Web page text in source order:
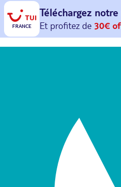
FRANCE
Téléchargez
Et profitez de 30€
avec le code :